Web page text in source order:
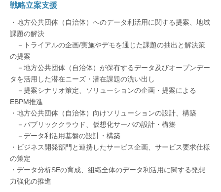
戦略立案支援
・地方公共団体（自治体）へのデータ利活用に関する提案、地域
課題の解決
－トライアルの企画/実施やデモを通じた課題の抽出と解決策
の提案
－地方公共団体（自治体）が保有するデータ及びオープンデー
タを活用した潜在ニーズ・潜在課題の洗い出し
－提案シナリオ策定、ソリューションの企画・提案による
EBPM推進
・地方公共団体（自治体）向けソリューションの設計、構築
－パブリッククラウド、仮想化サーバの設計・構築
－データ利活用基盤の設計・構築
・ビジネス開発部門と連携したサービス企画、サービス要求仕様
の策定
・データ分析SEの育成、組織全体のデータ利活用に関する発想
力強化の推進